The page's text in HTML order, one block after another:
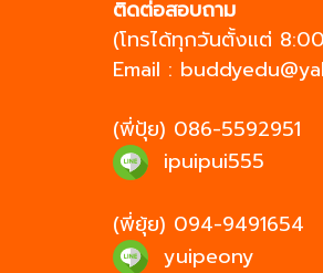
ติดต่อสอบถาม
(โทรได้ทุกวันตั้งแต่
Email :
(พี่ปุ้ย) 086-5592951
ipuipui555
(พี่ยุ้ย) 094-9491654
yuipeony